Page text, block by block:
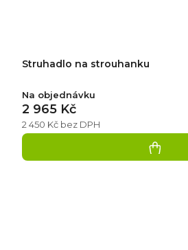
Struhadlo na strouhanku
Na objednávku
2 450 Kč bez DPH
2 965 Kč